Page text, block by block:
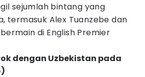
sejumlah bintang yang
termasuk Alex Tuanzebe dan
di English Premier
dengan Uzbekistan pada